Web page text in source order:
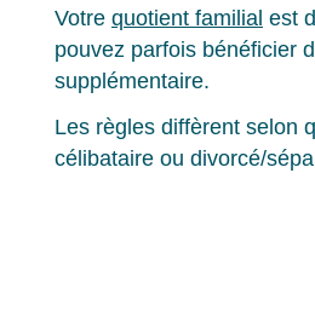
Votre quotient familial est
pouvez parfois bénéficier
supplémentaire.
Les règles diffèrent selon
célibataire ou divorcé/